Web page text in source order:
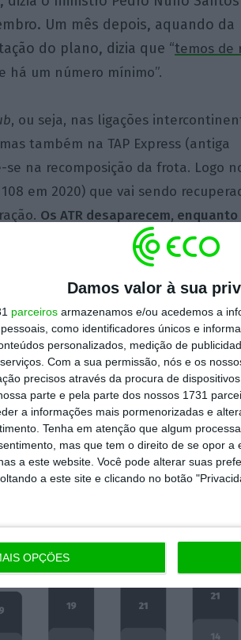
Damos valor à sua
parceiros armazenamos e/ou acedemos a
como identificadores únicos e
personalizados, medição de
Com a sua permissão, nós e os
precisos através da procura de
parte e pela parte dos nossos 1731
a informações mais pormenorizadas e
Tenha em atenção que algum
mas que tem o direito de se opor
a este website. Você pode alterar suas
a este site e clicando no botão
OPÇÕES
Um mês depois, aquando da
do plano, dizia que “temos de
há um número mínimo”.
, ou seja, nas ligações
também na TAP Express (antiga
na recomposição da frota. Logo
em 2020) que vai sendo
Os ATR desaparecem,
através de E-Jets
, os jatos da
a Portugal em 2016 pela
99 aviões, se a o plano avançar
TAP e pela consultora
a Comissão Europeia a 10 de
ainda aprovação.O ministro
, que esse passo — fundamental
à TAP — poderá ser dado apenas
até 2025